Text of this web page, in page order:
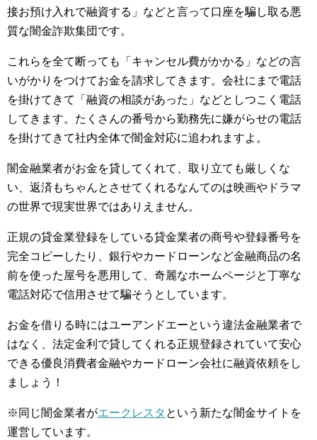
接お預け入れで融資する」などと言って口座を騙し取る悪
質な闇金詐欺集団です。
これらを全て断っても「キャンセル費がかかる」などの言
いがかりをつけてお金を請求してきます。会社にまで電話
を掛けてきて「融資の相談があった」などとしつこく電話
してきます。たくさんの番号から勤務先に嫌がらせの電話
を掛けてきて社内全体で闇金対応に追われますよ。
闇金融業者がお金を貸してくれて、取り立ても厳しくな
い、返済もちゃんとさせてくれるなんてのは映画やドラマ
の世界で現実世界ではありえません。
正規の貸金業登録をしている貸金業者の商号や登録番号を
完全コピーしたり、銀行やカードローンなど金融商品の名
前を使った屋号を悪用して、奇麗なホームページと丁寧な
電話対応で信用させて騙そうとしています。
お金を借りる時にはユーアンドエーという違法金融業者で
はなく、法定金利で貸してくれる正規登録されていて安心
できる優良消費者金融やカードローン会社に融資依頼をし
ましょう！
※同じ闇金業者がエークレスタ という新たな闇金サイトを
運営しています。